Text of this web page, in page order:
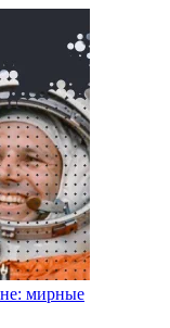
мирные